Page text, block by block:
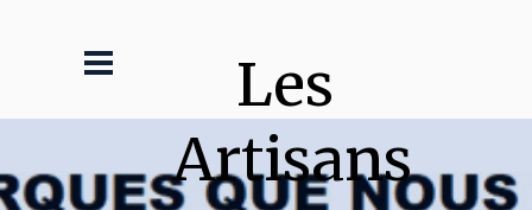
Les
Artisans